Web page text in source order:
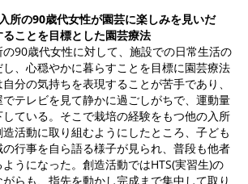
所の90歳代女性が園芸に楽しみを見いだ
ことを目標とした園芸療法
90歳代女性に対して、施設での日常生活の
、心穏やかに暮らすことを目標に園芸療法
分の気持ちを表現することが苦手であり、
テレビを見て静かに過ごしがちで、運動量
ている。そこで栽培の経験をもつ他の入所
活動に取り組むようにしたところ、子ども
行事を自ら語る様子が見られ、普段も他者
うになった。創造活動ではHTS(実習生)の
らも、指先を動かし完成まで集中して取り